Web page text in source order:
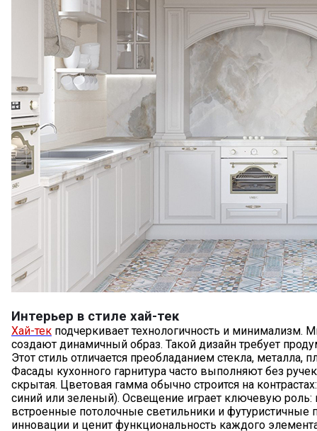
Интерьер в стиле хай-тек
Хай-тек подчеркивает технологичность и минимализм.
создают динамичный образ. Такой дизайн требует
Этот стиль отличается преобладанием стекла,
Фасады кухонного гарнитура часто выполняют без
скрытая. Цветовая гамма обычно строится на
синий или зеленый). Освещение играет ключевую роль:
встроенные потолочные светильники и футуристичные
инновации и ценит функциональность каждого